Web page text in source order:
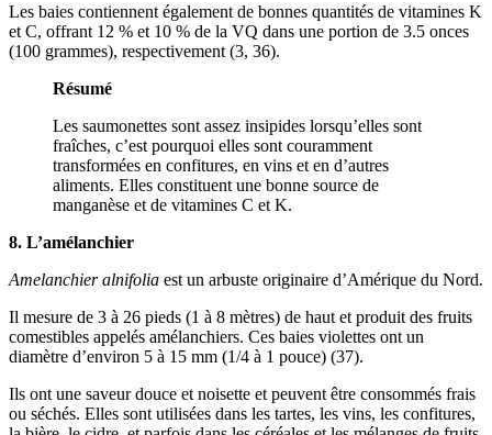
Les baies contiennent également de bonnes quantités de vitamines K
et C, offrant 12 % et 10 % de la VQ dans une portion de 3.5 onces
(100 grammes), respectivement (3, 36).
Résumé
Les saumonettes sont assez insipides lorsqu’elles sont
fraîches, c’est pourquoi elles sont couramment
transformées en confitures, en vins et en d’autres
aliments. Elles constituent une bonne source de
manganèse et de vitamines C et K.
8. L’amélanchier
Amelanchier alnifolia est un arbuste originaire d’Amérique du Nord.
Il mesure de 3 à 26 pieds (1 à 8 mètres) de haut et produit des fruits
comestibles appelés amélanchiers. Ces baies violettes ont un
diamètre d’environ 5 à 15 mm (1/4 à 1 pouce) (37).
Ils ont une saveur douce et noisette et peuvent être consommés frais
ou séchés. Elles sont utilisées dans les tartes, les vins, les confitures,